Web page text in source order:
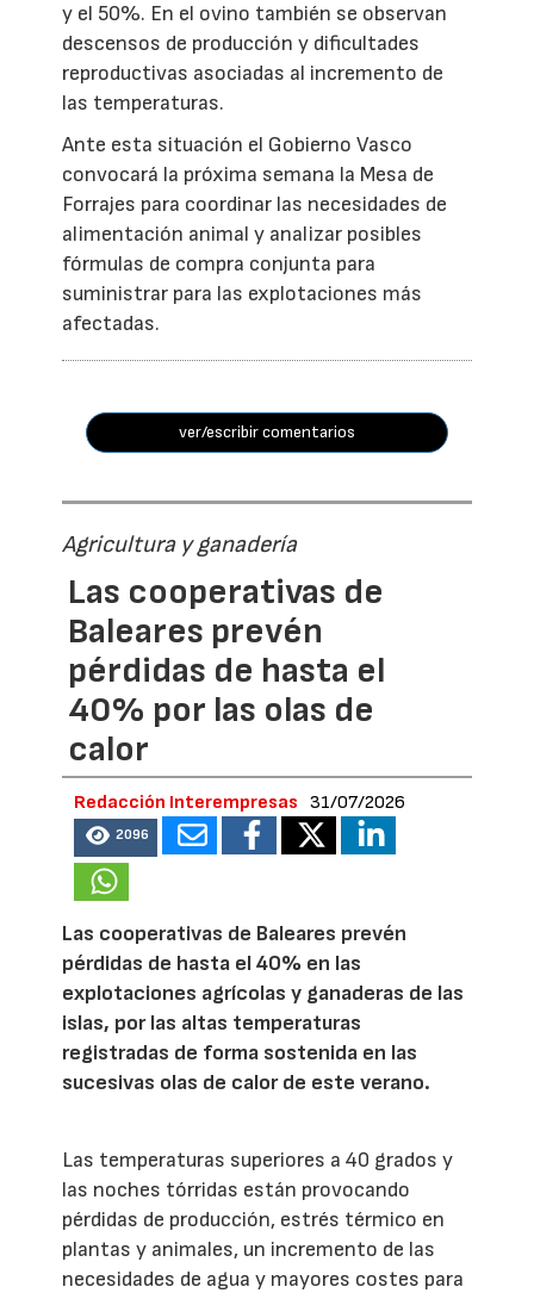
y el 50%. En el ovino también se observan
descensos de producción y dificultades
reproductivas asociadas al incremento de
las temperaturas.
Ante esta situación el Gobierno Vasco
convocará la próxima semana la Mesa de
Forrajes para coordinar las necesidades de
alimentación animal y analizar posibles
fórmulas de compra conjunta para
suministrar para las explotaciones más
afectadas.
ver/escribir comentarios
Agricultura y ganadería
Las cooperativas de
Baleares prevén
pérdidas de hasta el
40% por las olas de
calor
Redacción Interempresas 31/07/2026
2096
Las cooperativas de Baleares prevén
pérdidas de hasta el 40% en las
explotaciones agrícolas y ganaderas de las
islas, por las altas temperaturas
registradas de forma sostenida en las
sucesivas olas de calor de este verano.
Las temperaturas superiores a 40 grados y
las noches tórridas están provocando
pérdidas de producción, estrés térmico en
plantas y animales, un incremento de las
necesidades de agua y mayores costes para